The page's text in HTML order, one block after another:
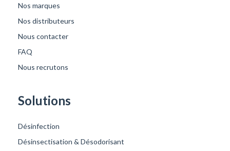
Nos marques
Nos distributeurs
Nous contacter
FAQ
Nous recrutons
Solutions
Désinfection
Désinsectisation & Désodorisant